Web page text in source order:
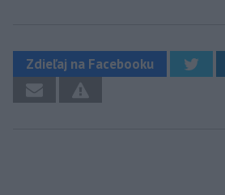
Zdieľaj na Facebooku